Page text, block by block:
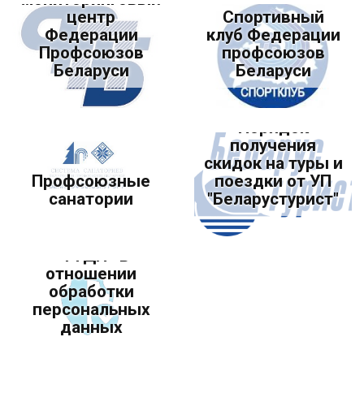
центр
Федерации
Профсоюзов
Беларуси
Спортивный
клуб Федерации
профсоюзов
Беларуси
Профсоюзные
санатории
Порядок
получения
скидок на туры и
поездки от УП
"Беларустурист"
Политика
первичной
«1 ГДП» в
отношении
обработки
персональных
данных